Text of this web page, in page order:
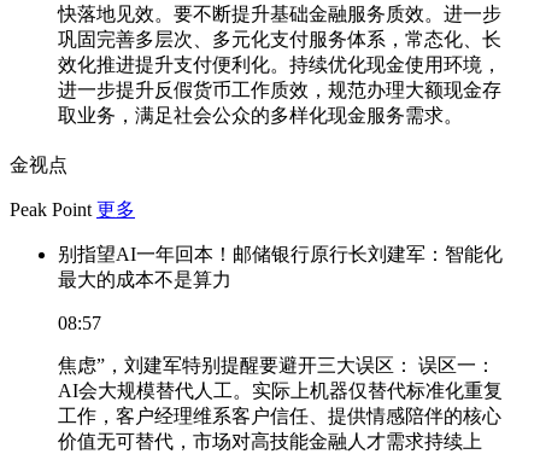
快落地见效。要不断提升基础金融服务质效。进一步
巩固完善多层次、多元化支付服务体系，常态化、长
效化推进提升支付便利化。持续优化现金使用环境，
进一步提升反假货币工作质效，规范办理大额现金存
取业务，满足社会公众的多样化现金服务需求。
金视点
Peak Point 更多
别指望AI一年回本！邮储银行原行长刘建军：智能化
最大的成本不是算力
08:57
焦虑”，刘建军特别提醒要避开三大误区： 误区一：
AI会大规模替代人工。实际上机器仅替代标准化重复
工作，客户经理维系客户信任、提供情感陪伴的核心
价值无可替代，市场对高技能金融人才需求持续上